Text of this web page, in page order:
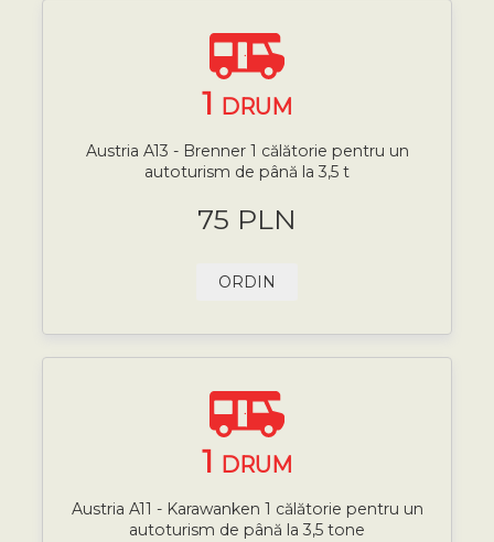
1 DRUM
Austria A13 - Brenner 1 călătorie pentru un
autoturism de până la 3,5 t
75 PLN
ORDIN
1 DRUM
Austria A11 - Karawanken 1 călătorie pentru un
autoturism de până la 3,5 tone